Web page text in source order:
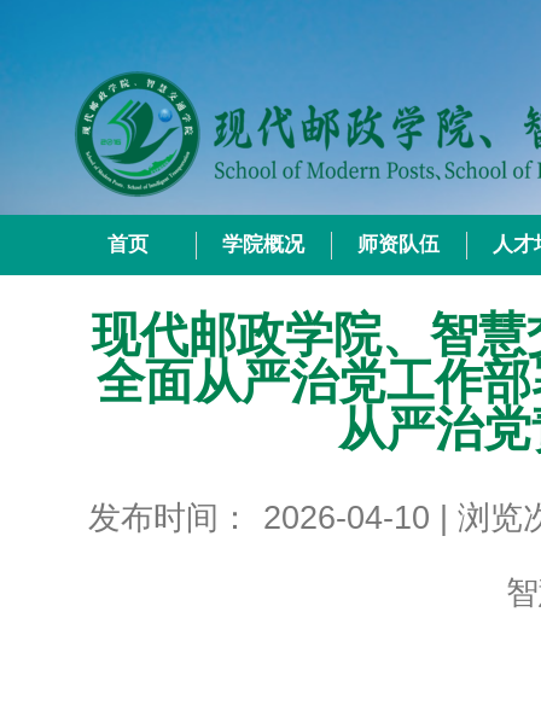
首页 学院概况 师资队伍 人才
现代邮政学院、智
全面从严治党工作
从严治
发布时间： 2026-04-10 | 浏览